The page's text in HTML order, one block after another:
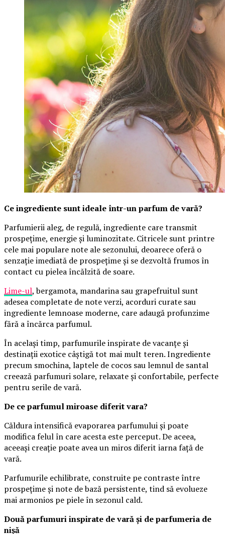
Ce ingrediente sunt ideale într-un parfum de vară?
Parfumierii aleg, de regulă, ingrediente care transmit
prospețime, energie și luminozitate. Citricele sunt printre
cele mai populare note ale sezonului, deoarece oferă o
senzație imediată de prospețime și se dezvoltă frumos în
contact cu pielea încălzită de soare.
Lime-ul, bergamota, mandarina sau grapefruitul sunt
adesea completate de note verzi, acorduri curate sau
ingrediente lemnoase moderne, care adaugă profunzime
fără a încărca parfumul.
În același timp, parfumurile inspirate de vacanțe și
destinații exotice câștigă tot mai mult teren. Ingrediente
precum smochina, laptele de cocos sau lemnul de santal
creează parfumuri solare, relaxate și confortabile, perfecte
pentru serile de vară.
De ce parfumul miroase diferit vara?
Căldura intensifică evaporarea parfumului și poate
modifica felul în care acesta este perceput. De aceea,
aceeași creație poate avea un miros diferit iarna față de
vară.
Parfumurile echilibrate, construite pe contraste între
prospețime și note de bază persistente, tind să evolueze
mai armonios pe piele în sezonul cald.
Două parfumuri inspirate de vară și de parfumeria de
nișă